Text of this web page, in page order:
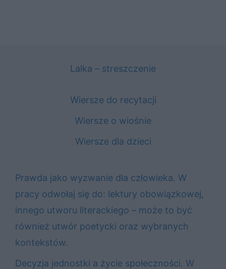
Lalka – streszczenie
Wiersze do recytacji
Wiersze o wiośnie
Wiersze dla dzieci
Prawda jako wyzwanie dla człowieka. W
pracy odwołaj się do: lektury obowiązkowej,
innego utworu literackiego – może to być
również utwór poetycki oraz wybranych
kontekstów.
Decyzja jednostki a życie społeczności. W